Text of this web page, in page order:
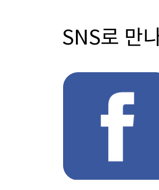
SNS로 만